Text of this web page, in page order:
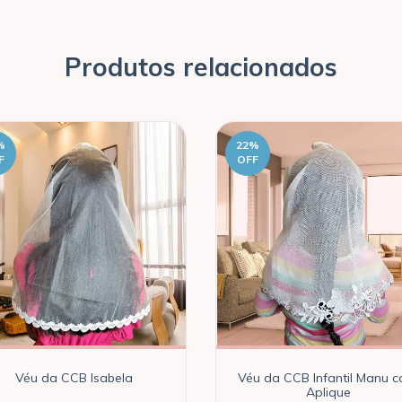
Produtos relacionados
Véu da CCB Isabela
22%
OFF
Véu da CCB Infantil Manu
Aplique